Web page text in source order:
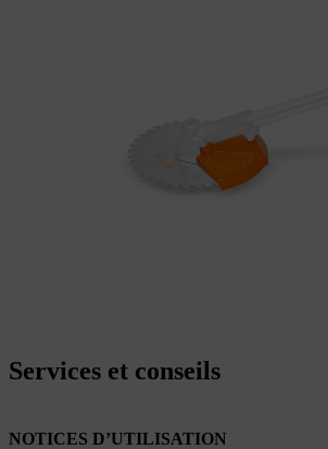
Services et conseils
NOTICES D’UTILISATION